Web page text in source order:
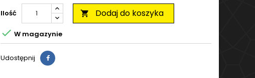
Ilość  Dodaj do koszyka
 W magazynie
Udostępnij